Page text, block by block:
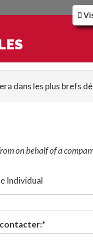
Nous contacter
dans les plus brefs
on behalf of a
Individual
contacter:*